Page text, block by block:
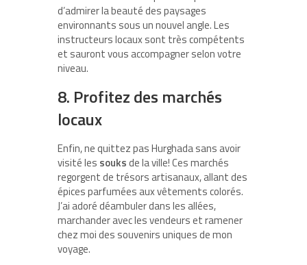
d’admirer la beauté des paysages
environnants sous un nouvel angle. Les
instructeurs locaux sont très compétents
et sauront vous accompagner selon votre
niveau.
8. Profitez des marchés
locaux
Enfin, ne quittez pas Hurghada sans avoir
visité les souksde la ville! Ces marchés
regorgent de trésors artisanaux, allant des
épices parfumées aux vêtements colorés.
J’ai adoré déambuler dans les allées,
marchander avec les vendeurs et ramener
chez moi des souvenirs uniques de mon
voyage.